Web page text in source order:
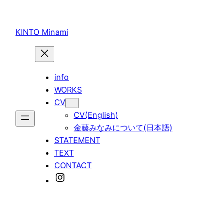
KINTO Minami
info
WORKS
CV
CV(English)
金藤みなみについて(日本語)
STATEMENT
TEXT
CONTACT
Instagram